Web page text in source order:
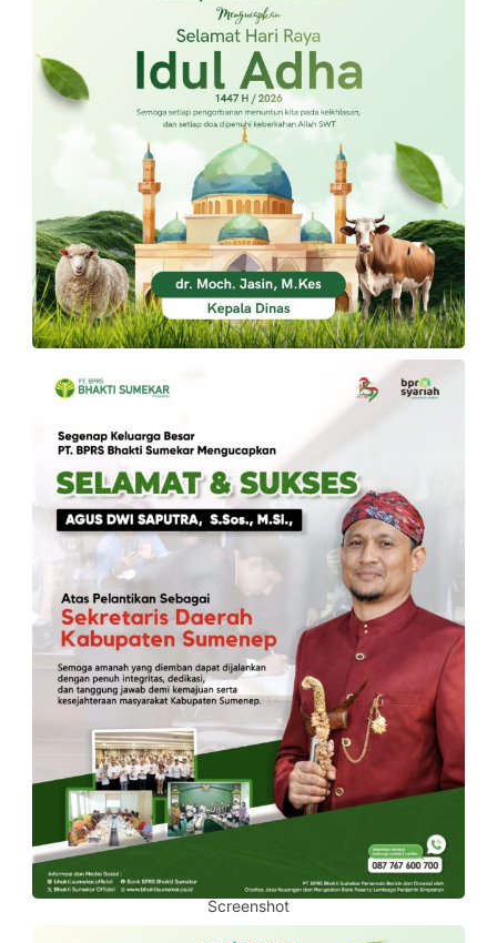
Screenshot